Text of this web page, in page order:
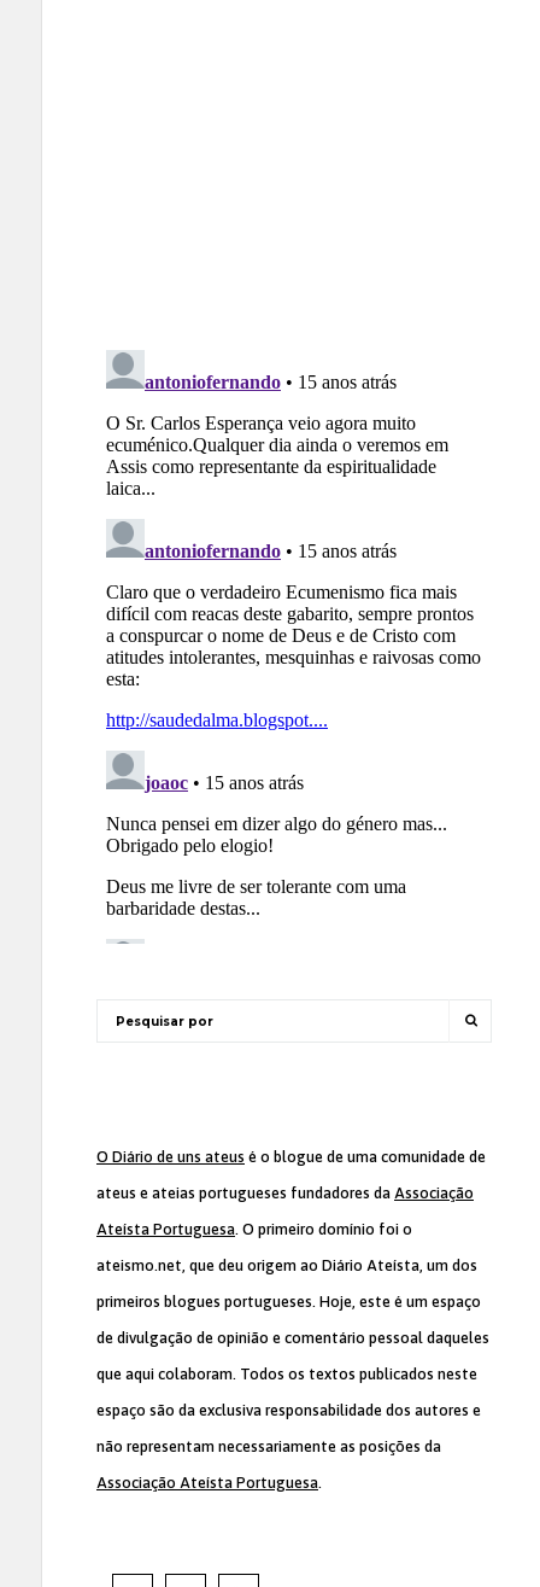
O Diário de uns ateus é o blogue de uma comunidade de
ateus e ateias portugueses fundadores da Associação
Ateísta Portuguesa. O primeiro domínio foi o
ateismo.net, que deu origem ao Diário Ateísta, um dos
primeiros blogues portugueses. Hoje, este é um espaço
de divulgação de opinião e comentário pessoal daqueles
que aqui colaboram. Todos os textos publicados neste
espaço são da exclusiva responsabilidade dos autores e
não representam necessariamente as posições da
Associação Ateísta Portuguesa.